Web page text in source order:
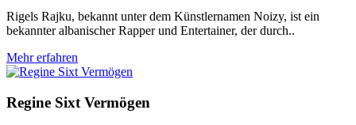
Rigels Rajku, bekannt unter dem Künstlernamen Noizy, ist ein
bekannter albanischer Rapper und Entertainer, der durch..
Mehr erfahren
Regine Sixt Vermögen